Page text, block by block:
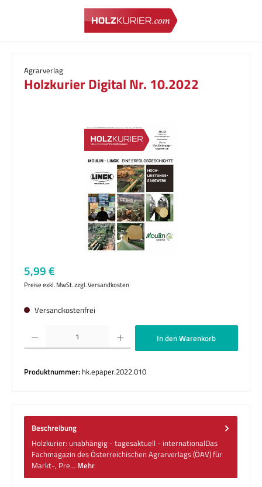
Zum Hauptinhalt springen
Agrarverlag
Holzkurier Digital Nr. 10.2022
Bildergalerie überspringen
Regulärer Preis:
5,99 €
Preise exkl. MwSt. zzgl. Versandkosten
Versandkostenfrei
Produkt Anzahl: Gib den gewünschten Wert ein oder benutze die Schaltflächen um
In den Warenkorb
Produktnummer: hk.epaper.2022.010
Beschreibung
Holzkurier: unabhängig - tagesaktuell - internationalDas
Fachmagazin des Österreichischen Agrarverlags (ÖAV) für
Markt-, Pre… Mehr